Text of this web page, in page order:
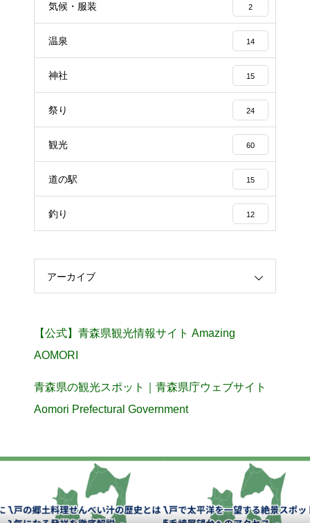
気候・服装 2
温泉 14
神社 15
祭り 24
観光 60
道の駅 15
釣り 12
アーカイブ
【公式】青森県観光情報サイト Amazing
AOMORI
青森県の観光スポット｜青森県庁ウェブサイト
Aomori Prefectural Government